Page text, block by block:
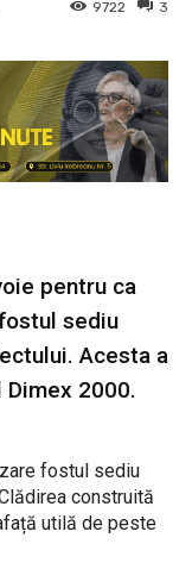
3
9722
pentru ca
sediu
Acesta a
2000.
fostul sediu
construită
utilă de peste